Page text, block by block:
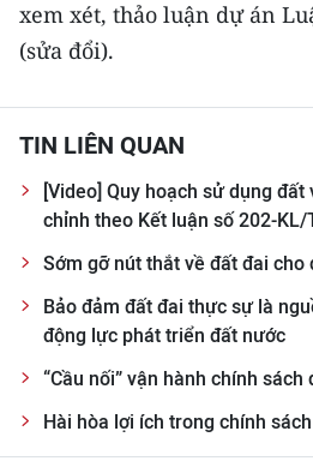
xem xét, thảo luận dự án
(sửa đổi).
TIN LIÊN QUAN
[Video] Quy hoạch sử dụng
chỉnh theo Kết luận số 202-KL/
Sớm gỡ nút thắt về đất đai cho
Bảo đảm đất đai thực sự là
động lực phát triển đất nước
“Cầu nối” vận hành chính
Hài hòa lợi ích trong chính